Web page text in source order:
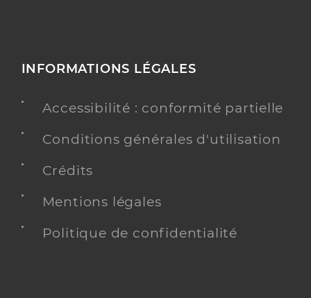
INFORMATIONS LÉGALES
Accessibilité : conformité partielle
Conditions générales d'utilisation
Crédits
Mentions légales
Politique de confidentialité